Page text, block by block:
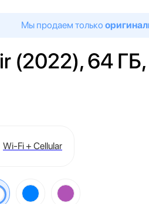
Мы продаем только
(2022), 64
Wi-Fi + Cellular